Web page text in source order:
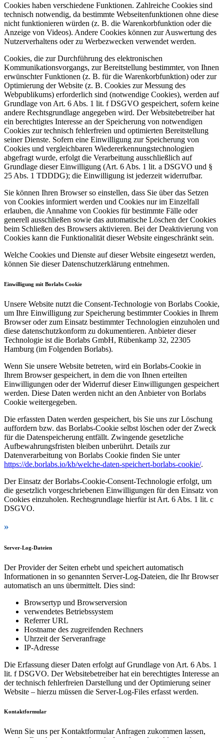
Cookies haben verschiedene Funktionen. Zahlreiche Cookies sind
technisch notwendig, da bestimmte Webseitenfunktionen ohne diese
nicht funktionieren würden (z. B. die Warenkorbfunktion oder die
Anzeige von Videos). Andere Cookies können zur Auswertung des
Nutzerverhaltens oder zu Werbezwecken verwendet werden.
Cookies, die zur Durchführung des elektronischen
Kommunikationsvorgangs, zur Bereitstellung bestimmter, von Ihnen
erwünschter Funktionen (z. B. für die Warenkorbfunktion) oder zur
Optimierung der Website (z. B. Cookies zur Messung des
Webpublikums) erforderlich sind (notwendige Cookies), werden auf
Grundlage von Art. 6 Abs. 1 lit. f DSGVO gespeichert, sofern keine
andere Rechtsgrundlage angegeben wird. Der Websitebetreiber hat
ein berechtigtes Interesse an der Speicherung von notwendigen
Cookies zur technisch fehlerfreien und optimierten Bereitstellung
seiner Dienste. Sofern eine Einwilligung zur Speicherung von
Cookies und vergleichbaren Wiedererkennungstechnologien
abgefragt wurde, erfolgt die Verarbeitung ausschließlich auf
Grundlage dieser Einwilligung (Art. 6 Abs. 1 lit. a DSGVO und §
25 Abs. 1 TDDDG); die Einwilligung ist jederzeit widerrufbar.
Sie können Ihren Browser so einstellen, dass Sie über das Setzen
von Cookies informiert werden und Cookies nur im Einzelfall
erlauben, die Annahme von Cookies für bestimmte Fälle oder
generell ausschließen sowie das automatische Löschen der Cookies
beim Schließen des Browsers aktivieren. Bei der Deaktivierung von
Cookies kann die Funktionalität dieser Website eingeschränkt sein.
Welche Cookies und Dienste auf dieser Website eingesetzt werden,
können Sie dieser Datenschutzerklärung entnehmen.
Einwilligung mit Borlabs Cookie
Unsere Website nutzt die Consent-Technologie von Borlabs Cookie,
um Ihre Einwilligung zur Speicherung bestimmter Cookies in Ihrem
Browser oder zum Einsatz bestimmter Technologien einzuholen und
diese datenschutzkonform zu dokumentieren. Anbieter dieser
Technologie ist die Borlabs GmbH, Rübenkamp 32, 22305
Hamburg (im Folgenden Borlabs).
Wenn Sie unsere Website betreten, wird ein Borlabs-Cookie in
Ihrem Browser gespeichert, in dem die von Ihnen erteilten
Einwilligungen oder der Widerruf dieser Einwilligungen gespeichert
werden. Diese Daten werden nicht an den Anbieter von Borlabs
Cookie weitergegeben.
Die erfassten Daten werden gespeichert, bis Sie uns zur Löschung
auffordern bzw. das Borlabs-Cookie selbst löschen oder der Zweck
für die Datenspeicherung entfällt. Zwingende gesetzliche
Aufbewahrungsfristen bleiben unberührt. Details zur
Datenverarbeitung von Borlabs Cookie finden Sie unter
https://de.borlabs.io/kb/welche-daten-speichert-borlabs-cookie/.
Der Einsatz der Borlabs-Cookie-Consent-Technologie erfolgt, um
die gesetzlich vorgeschriebenen Einwilligungen für den Einsatz von
Cookies einzuholen. Rechtsgrundlage hierfür ist Art. 6 Abs. 1 lit. c
DSGVO.
»
Server-Log-Dateien
Der Provider der Seiten erhebt und speichert automatisch
Informationen in so genannten Server-Log-Dateien, die Ihr Browser
automatisch an uns übermittelt. Dies sind:
Browsertyp und Browserversion
verwendetes Betriebssystem
Referrer URL
Hostname des zugreifenden Rechners
Uhrzeit der Serveranfrage
IP-Adresse
Die Erfassung dieser Daten erfolgt auf Grundlage von Art. 6 Abs. 1
lit. f DSGVO. Der Websitebetreiber hat ein berechtigtes Interesse an
der technisch fehlerfreien Darstellung und der Optimierung seiner
Website – hierzu müssen die Server-Log-Files erfasst werden.
Kontaktformular
Wenn Sie uns per Kontaktformular Anfragen zukommen lassen,